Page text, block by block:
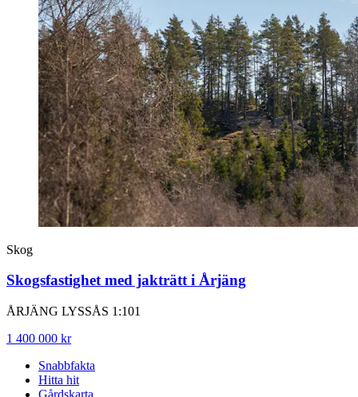
Skog
Skogsfastighet med jakträtt i Årjäng
ÅRJÄNG LYSSÅS 1:101
1 400 000 kr
Snabbfakta
Hitta hit